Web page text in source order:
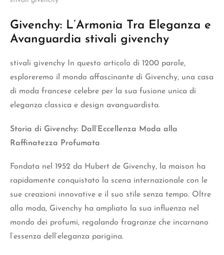
Givenchy: L’Armonia Tra Eleganza e
Avanguardia stivali givenchy
stivali givenchy In questo articolo di 1200 parole,
esploreremo il mondo affascinante di Givenchy, una casa
di moda francese celebre per la sua fusione unica di
eleganza classica e design avanguardista.
Storia di Givenchy: Dall’Eccellenza Moda alla
Raffinatezza Profumata
Fondata nel 1952 da Hubert de Givenchy, la maison ha
rapidamente conquistato la scena internazionale con le
sue creazioni innovative e il suo stile senza tempo. Oltre
alla moda, Givenchy ha ampliato la sua influenza nel
mondo dei profumi, regalando fragranze che incarnano
l’essenza dell’eleganza parigina.